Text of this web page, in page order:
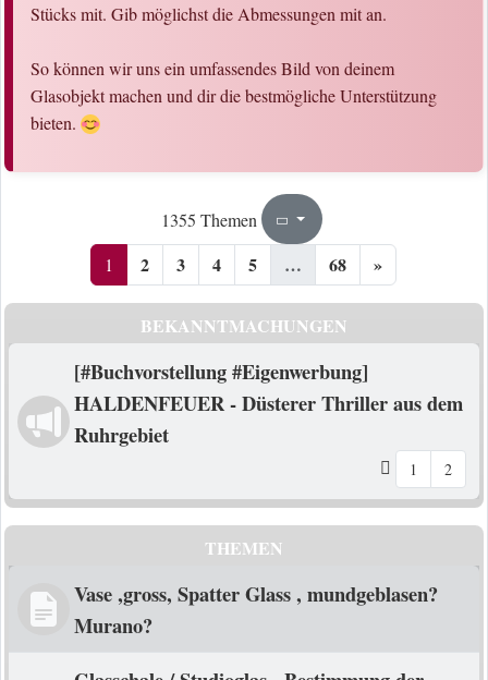
Stücks mit. Gib möglichst die Abmessungen mit an.
So können wir uns ein umfassendes Bild von deinem
Glasobjekt machen und dir die bestmögliche Unterstützung
bieten.
1355 Themen Seite1
1 2 3 4 5 … 68 »
BEKANNTMACHUNGEN
[#Buchvorstellung #Eigenwerbung]
HALDENFEUER - Düsterer Thriller aus dem
Ruhrgebiet
1 2
THEMEN
Vase ,gross, Spatter Glass , mundgeblasen?
Murano?